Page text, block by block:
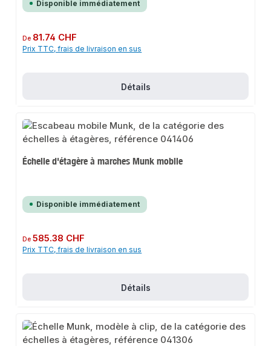
Disponible immédiatement
Prix régulier :
De 81.74 CHF
Prix TTC, frais de livraison en sus
Détails
Échelle d'étagère à marches Munk mobile
Disponible immédiatement
Prix régulier :
De585.38 CHF
Prix TTC, frais de livraison en sus
Détails